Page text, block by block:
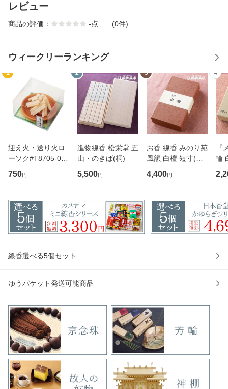
レビュー
商品の評価： -点 (0件)
ウィークリーランキング
1
迎え火・送り火ロ
ーソク#T8705-00-
00 カメヤマ 故人
の好物シリーズ ロ
750円
2
進物線香 松栄堂 五
山・のきば(桐)
5,500円
3
お香 線香 みのり苑
風韻 白檀 短寸(徳
用)100g入り
4,400円
4
『
輪
お
堂
線香選べる5個セット
ゆうパケット発送可能商品